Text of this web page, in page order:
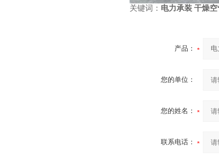
关键词： 电力承装 干燥
产品：
您的单位：
您的姓名：
联系电话：